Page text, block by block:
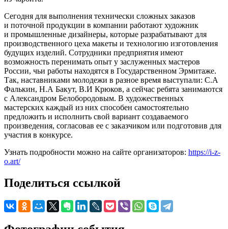
Сегодня для выполнения технически сложных заказов
и поточной продукции в компании работают художник
и промышленные дизайнеры, которые разрабатывают для
производственного цеха макеты и технологию изготовления
будущих изделий. Сотрудники предприятия имеют
возможность перенимать опыт у заслуженных мастеров
России, чьи работы находятся в Государственном Эрмитаже.
Так, наставниками молодежи в разное время выступали: С.А
Фалькин, Н.А Бакут, В.И Крюков, а сейчас ребята занимаются
с Александром Белобородовым. В художественных
мастерских каждый из них способен самостоятельно
предложить и исполнить свой вариант создаваемого
произведения, согласовав ее с заказчиком или подготовив для
участия в конкурсе.
Узнать подробности можно на сайте организаторов: https://i-z-
o.art/
Поделиться ссылкой